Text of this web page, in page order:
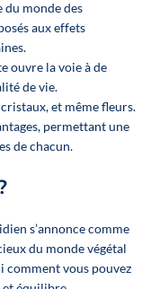
du monde des
aux effets
ouvre la voie à de
de vie.
et même fleurs.
permettant une
de chacun.
s’annonce comme
du monde végétal
comment vous pouvez